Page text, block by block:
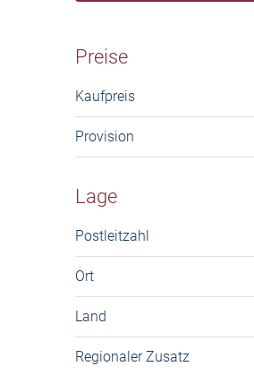
Preise
Kaufpreis
Provision
Lage
Postleitzahl
Ort
Land
Regionaler Zusatz